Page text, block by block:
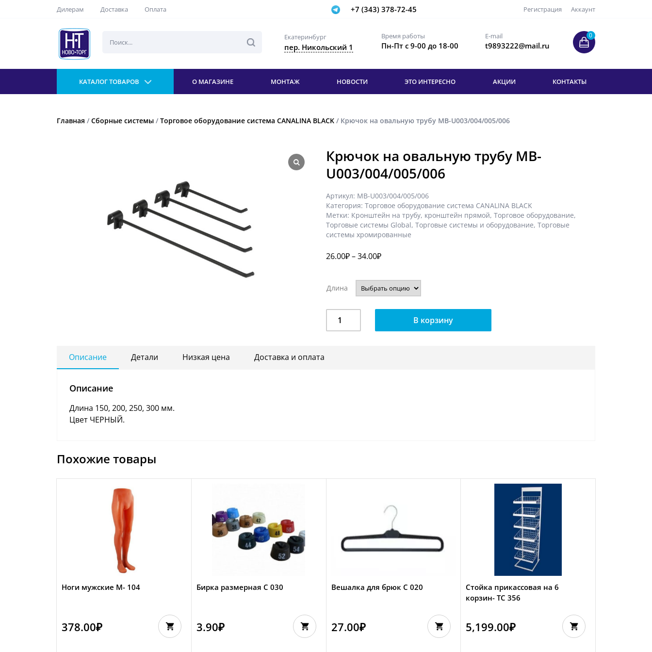
Дилерам Доставка Оплата +7 (343) 378-72-45 Регистрация Аккаунт
Екатеринбург
пер. Никольский 1
Время работы
Пн-Пт с 9-00 до 18-00
E-mail
t9893222@mail.ru
0
КАТАЛОГ ТОВАРОВ О МАГАЗИНЕ МОНТАЖ НОВОСТИ ЭТО ИНТЕРЕСНО АКЦИИ КОНТАКТЫ
Главная / Сборные системы / Торговое оборудование система CANALINA BLACK / Крючок на овальную трубу МВ-U003/004/005/006
Крючок на овальную трубу МВ-
U003/004/005/006
Артикул: МВ-U003/004/005/006
Категория: Торговое оборудование система CANALINA BLACK
Метки: Кронштейн на трубу, кронштейн прямой, Торговое оборудование,
Торговые системы Global, Торговые системы и оборудование, Торговые
системы хромированные
26.00₽–34.00₽
Длина
Крючок
В корзину
Описание Детали Низкая цена Доставка и оплата
Описание
Длина 150, 200, 250, 300 мм.
Цвет ЧЕРНЫЙ.
Похожие товары
Ноги мужские М- 104
378.00₽
Бирка размерная С 030
3.90₽
Вешалка для брюк С 020
27.00₽
Стойка прикассовая на 6
корзин- TC 356
5,199.00₽